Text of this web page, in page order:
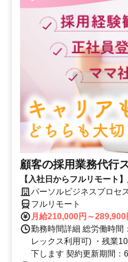
顧客の採用業務代行
【入社日からフルリモート
パーソルビジネスプロセ
フルリモート
月給210,000円～289,900
勤務時間詳細 総労働時間
レックス利用可) ・残業
下します 契約更新期間：